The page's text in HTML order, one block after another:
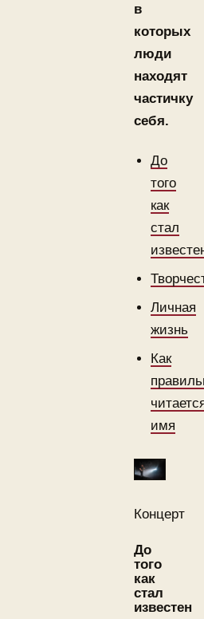
в
которых
люди
находят
частичку
себя.
До
того
как
стал
Личная
жизнь
Как
имя
Концерт
До
того
как
стал
известен